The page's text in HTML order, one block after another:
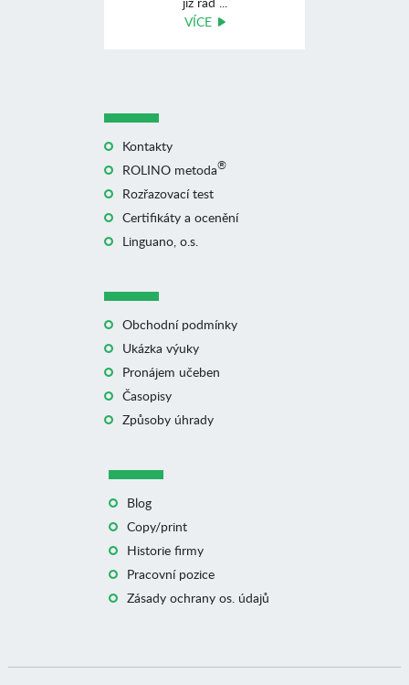
VÍCE
Kontakty
ROLINO metoda®
Rozřazovací test
Certifikáty a ocenění
Linguano, o.s.
Obchodní podmínky
Ukázka výuky
Pronájem učeben
Časopisy
Způsoby úhrady
Blog
Copy/print
Historie firmy
Pracovní pozice
Zásady ochrany os. údajů